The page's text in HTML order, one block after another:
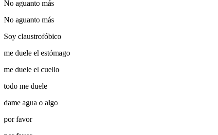
No aguanto más
No aguanto más
Soy claustrofóbico
me duele el estómago
me duele el cuello
todo me duele
dame agua o algo
por favor